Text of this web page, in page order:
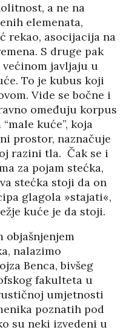
a ne na
elemenata,
rekao, asocijacija na
S druge pak
javljaju u
To je kubus koji
Vide se bočne i
omeđuju korpus
kuće”, koja
prostor, naznačuje
razini tla. Čak se i
za pojam stećka,
stećka stoji da on
glagola »stajati«,
kuće je da stoji.
objašnjenjem
nalazimo
Benca, bivšeg
fakulteta u
umjetnosti
poznatih pod
su neki izvedeni u